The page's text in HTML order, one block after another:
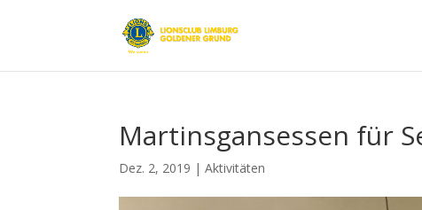
Martinsgansessen für
Dez. 2, 2019 |Aktivitäten